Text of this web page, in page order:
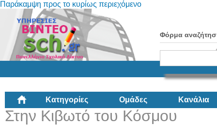
Παράκαμψη προς το κυρίως περιεχόμενο
Φόρμα
Κατηγορίες Ομάδες Κανάλια
Στην Κιβωτό του Κόσμου